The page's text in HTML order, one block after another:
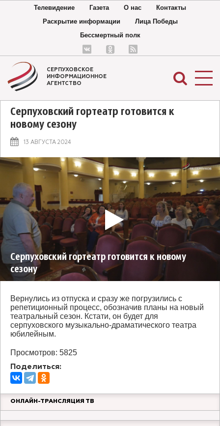
Телевидение Газета О нас
Контакты
Раскрытие информации
Лица Победы
Бессмертный полк
СЕРПУХОВСКОЕ
ИНФОРМАЦИОННОЕ
АГЕНТСТВО
Серпуховский гортеатр готовится к
новому сезону
13 АВГУСТА 2024
Серпуховский гортеатр готовится к новому
сезону
Вернулись из отпуска и сразу же погрузились с
репетиционный процесс, обозначив планы на новый
театральный сезон. Кстати, он будет для
серпуховского музыкально-драматического театра
юбилейным.
Просмотров: 5825
Поделиться:
ОНЛАЙН-ТРАНСЛЯЦИЯ ТВ